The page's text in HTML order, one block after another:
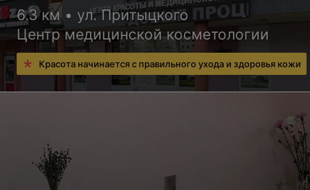
6.3 км • ул. Притыцкого
Центр медицинской косметологии
Красота начинается с правильного ухода и здоровья кожи